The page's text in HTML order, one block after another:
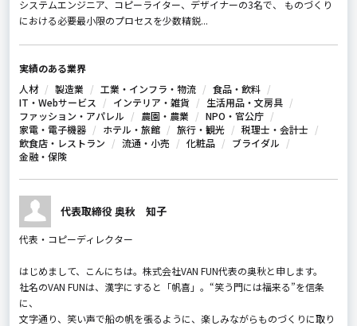
システムエンジニア、コピーライター、デザイナーの3名で、 ものづくり
における必要最小限のプロセスを少数精鋭...
実績のある業界
人材
製造業 工業・インフラ・物流
食品・飲料
IT・Webサービス
インテリア・雑貨
生活用品・文房具
ファッション・アパレル
農園・農業
NPO・官公庁
家電・電子機器
ホテル・旅館 旅行・観光
税理士・会計士
飲食店・レストラン
流通・小売 化粧品
ブライダル
金融・保険
代表取締役 奥秋 知子
代表・コピーディレクター
はじめまして、こんにちは。株式会社VAN FUN代表の奥秋と申します。
社名のVAN FUNは、漢字にすると「帆喜」。“笑う門には福来る”を信条
に、
文字通り、笑い声で船の帆を張るように、楽しみながらものづくりに取り